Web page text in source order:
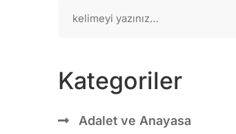
Kategoriler
Adalet ve Anayasa